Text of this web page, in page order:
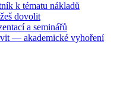
k tématu nákladů
dovolit
a seminářů
— akademické vyhoření